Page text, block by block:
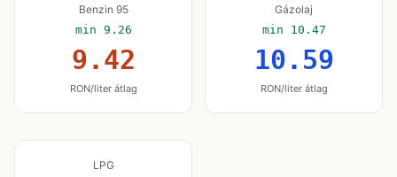
Benzin 95
min 9.26
9.42
RON/liter átlag
Gázolaj
min 10.47
10.59
RON/liter átlag
LPG